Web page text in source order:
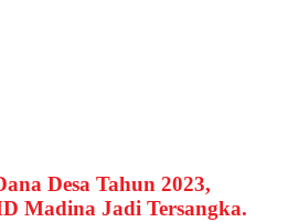
Desa Tahun 2023,
Madina Jadi Tersangka.